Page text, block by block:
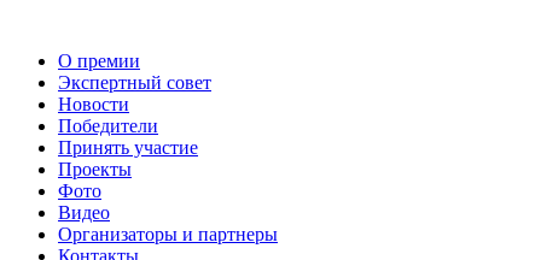
О премии
Экспертный совет
Новости
Победители
Принять участие
Проекты
Фото
Видео
Организаторы и партнеры
Контакты